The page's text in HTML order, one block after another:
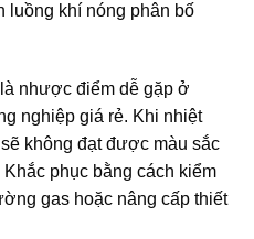
luồng khí nóng phân bố
nhược điểm dễ gặp ở
nghiệp giá rẻ. Khi nhiệt
không đạt được màu sắc
phục bằng cách kiểm
gas hoặc nâng cấp thiết